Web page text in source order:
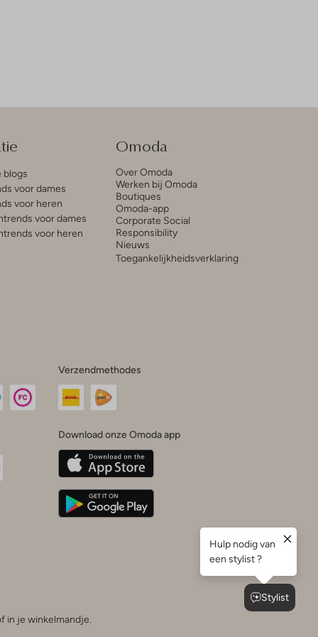
blogs
voor dames
voor heren
voor dames
voor heren
Omoda
Over Omoda
Werken bij Omoda
Boutiques
Omoda-app
Corporate Social
Responsibility
Nieuws
Toegankelijkheidsverklaring
Verzendmethodes
Download onze Omoda app
in je winkelmandje.